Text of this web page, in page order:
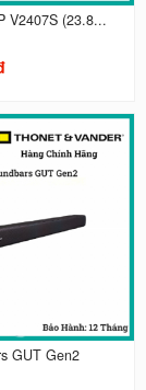
V2407S (23.8...
GUT Gen2